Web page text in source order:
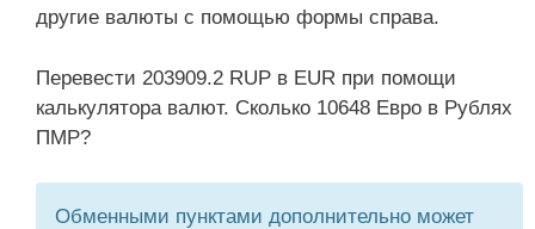
другие валюты с помощью формы справа.
Перевести 203909.2 RUP в EUR при помощи
калькулятора валют. Сколько 10648 Евро в Рублях
ПМР?
Обменными пунктами дополнительно может